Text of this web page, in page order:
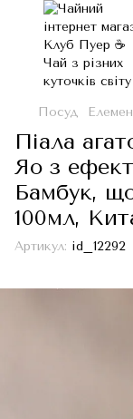
Посуд
Піала
Яо з
Бамбук,
100мл,
Артикул: id_12292